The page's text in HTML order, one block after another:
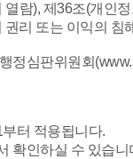
람), 제36조(개인
리 또는 이익의
정심판위원회
터 적용됩니다.
확인하실 수 있습니